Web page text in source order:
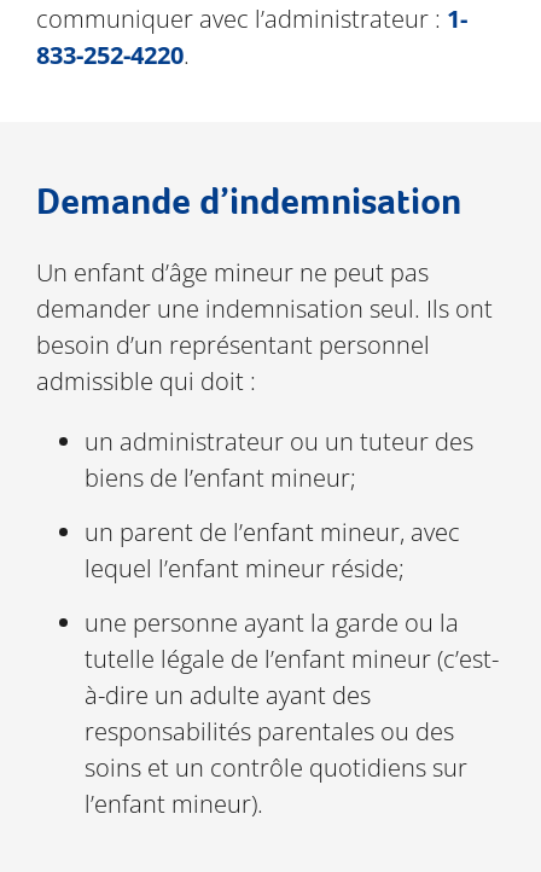
communiquer avec l’administrateur : 1-
833-252-4220.
Demande d’indemnisation
Un enfant d’âge mineur ne peut pas
demander une indemnisation seul. Ils ont
besoin d’un représentant personnel
admissible qui doit :
un administrateur ou un tuteur des
biens de l’enfant mineur;
un parent de l’enfant mineur, avec
lequel l’enfant mineur réside;
une personne ayant la garde ou la
tutelle légale de l’enfant mineur (c’est-
à-dire un adulte ayant des
responsabilités parentales ou des
soins et un contrôle quotidiens sur
l’enfant mineur).